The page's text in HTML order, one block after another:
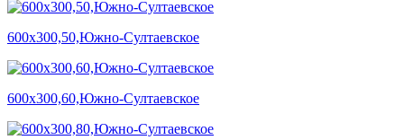
600х300,50,Южно-Султаевское
600х300,60,Южно-Султаевское